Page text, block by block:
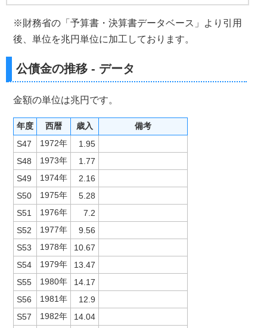
※財務省の「予算書・決算書データベース」より引用
後、単位を兆円単位に加工しております。
公債金の推移 - データ
金額の単位は兆円です。
年度 西暦 歳入
備考
S47
1972年
1.95
S48
1973年
1.77
S49
1974年
2.16
S50
1975年
5.28
S51
1976年
7.2
S52
1977年
9.56
S53
1978年
10.67
S54
1979年
13.47
S55
1980年
14.17
S56
1981年
12.9
S57
1982年
14.04